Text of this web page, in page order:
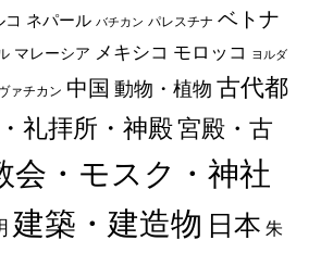
コ ネパール バチカン パレスチナ ベトナ
マレーシア メキシコ モロッコ ヨルダ
ァチカン 中国 動物・植物 古代都
礼拝所・神殿宮殿・古
会・モスク・神社
建築・建造物 日本 朱